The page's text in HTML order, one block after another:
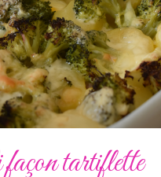
tartiflette